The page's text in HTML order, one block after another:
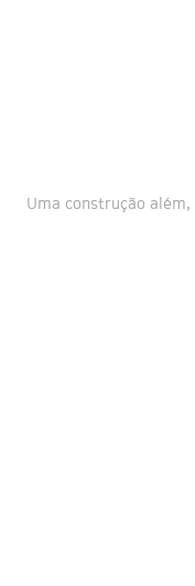
Uma construção